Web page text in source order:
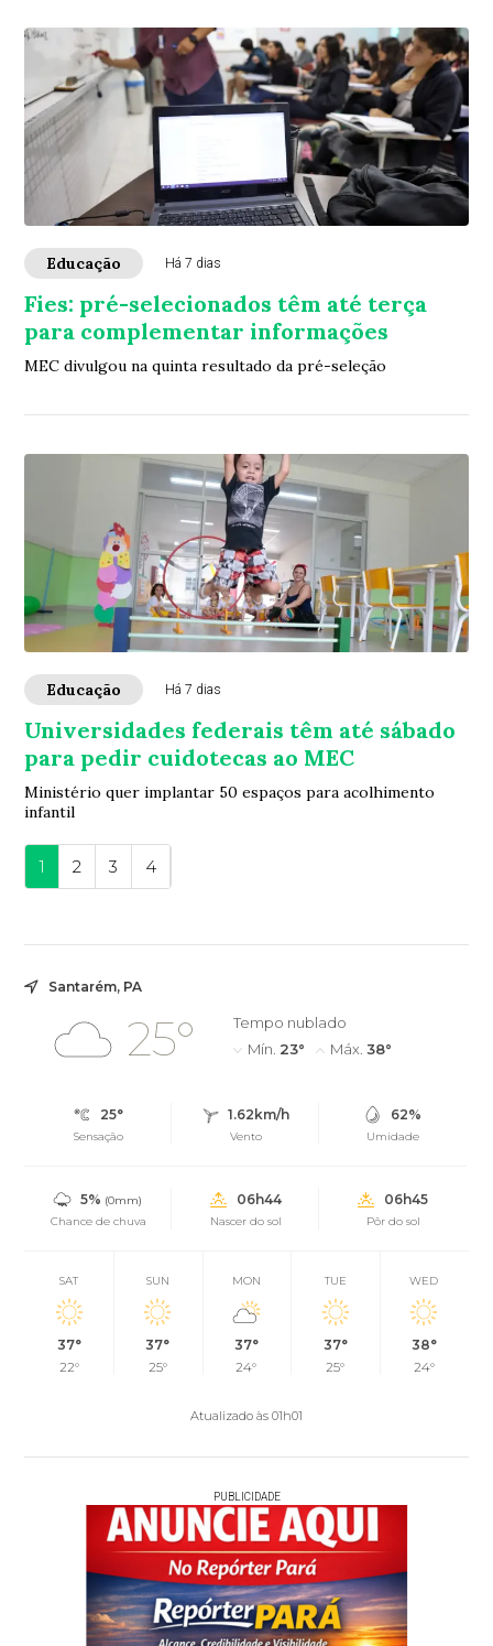
Educação Há 7 dias
Fies: pré-selecionados têm até terça
para complementar informações
MEC divulgou na quinta resultado da pré-seleção
Educação Há 7 dias
Universidades federais têm até sábado
para pedir cuidotecas ao MEC
Ministério quer implantar 50 espaços para acolhimento
infantil
1 2 3 4
Santarém, PA
25°
Tempo nublado
Mín. 23° Máx. 38°
25°
Sensação
1.62km/h
Vento
62%
Umidade
5% (0mm)
Chance de chuva
06h44
Nascer do sol
06h45
Pôr do sol
SAT
37°
22°
SUN
37°
25°
MON
37°
24°
TUE
37°
25°
WED
38°
24°
Atualizado às 01h01
PUBLICIDADE